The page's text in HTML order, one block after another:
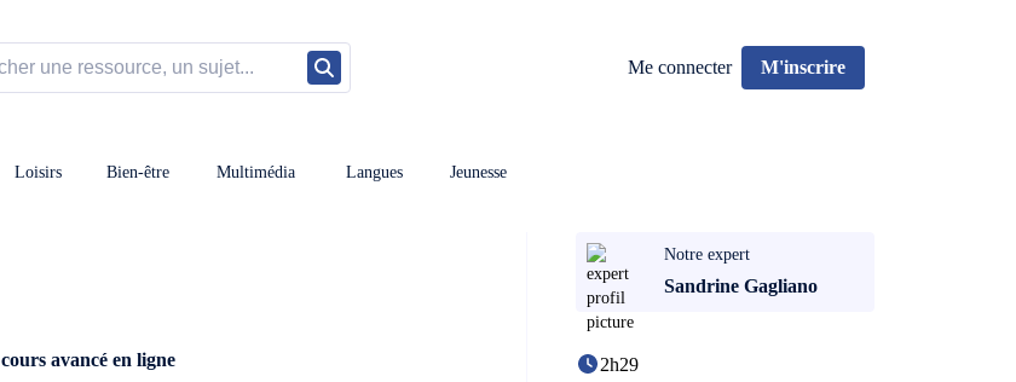
Me connecter M'inscrire
Loisirs Bien-être Multimédia Langues Jeunesse
avancé en ligne
Notre expert
Sandrine Gagliano
2h29